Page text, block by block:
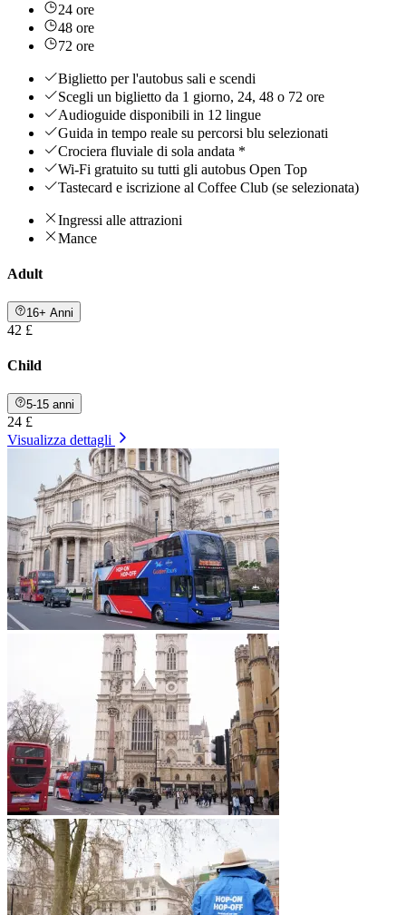
24 ore
48 ore
72 ore
Biglietto per l'autobus sali e scendi
Scegli un biglietto da 1 giorno, 24, 48 o 72 ore
Audioguide disponibili in 12 lingue
Guida in tempo reale su percorsi blu selezionati
Crociera fluviale di sola andata *
Wi-Fi gratuito su tutti gli autobus Open Top
Tastecard e iscrizione al Coffee Club (se selezionata)
Ingressi alle attrazioni
Mance
Adult
16+ Anni
42 £
Child
5-15 anni
24 £
Visualizza dettagli